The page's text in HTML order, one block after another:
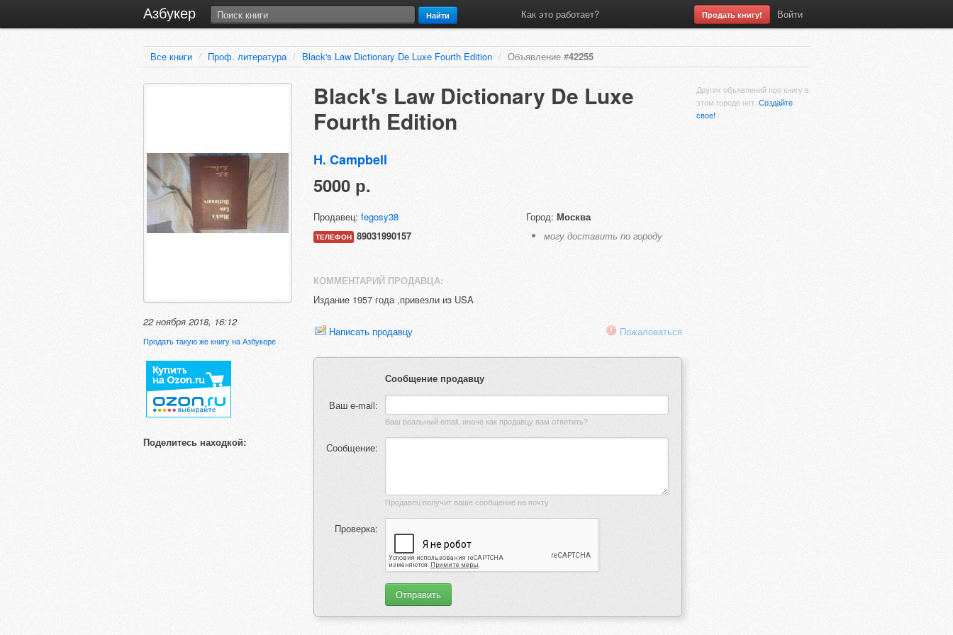
Азбукер Найти Как это работает? Продать книгу! Войти
Все книги / Проф. литература / Black's Law Dictionary De Luxe Fourth Edition / Объявление #42255
22 ноября 2018, 16:12
Продать такую же книгу на Азбукере
Поделитесь находкой:
Black's Law Dictionary De Luxe
Fourth Edition
H. Campbell
5000 р.
Продавец: fegosy38
ТЕЛЕФОН 89031990157
Город: Москва
могу доставить по городу
КОММЕНТАРИЙ ПРОДАВЦА:
Издание 1957 года ,привезли из USA
Написать продавцу Пожаловаться
Сообщение продавцу
Ваш e-mail:
Ваш реальный email, иначе как продавцу вам ответить?
Сообщение:
Продавец получит ваше сообщение на почту
Проверка:
Других объявлений про книгу в
этом городе нет. Создайте
свое!